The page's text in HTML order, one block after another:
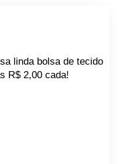
linda bolsa de tecido
R$ 2,00 cada!